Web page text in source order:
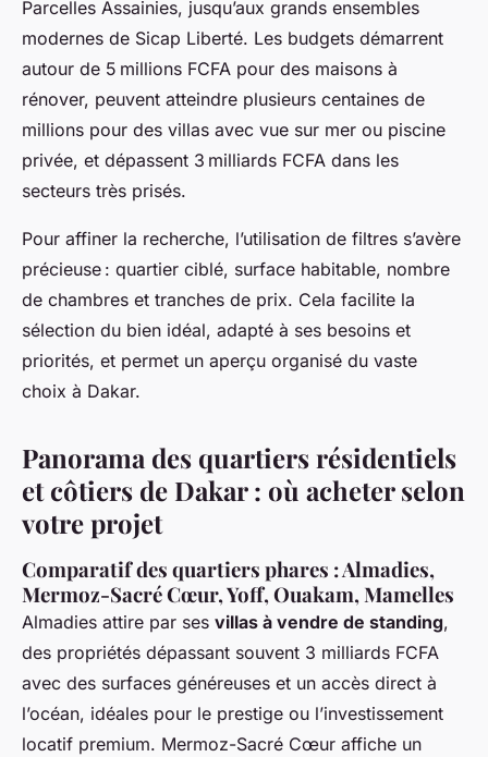
Parcelles Assainies, jusqu’aux grands ensembles
modernes de Sicap Liberté. Les budgets démarrent
autour de 5 millions FCFA pour des maisons à
rénover, peuvent atteindre plusieurs centaines de
millions pour des villas avec vue sur mer ou piscine
privée, et dépassent 3 milliards FCFA dans les
secteurs très prisés.
Pour affiner la recherche, l’utilisation de filtres s’avère
précieuse : quartier ciblé, surface habitable, nombre
de chambres et tranches de prix. Cela facilite la
sélection du bien idéal, adapté à ses besoins et
priorités, et permet un aperçu organisé du vaste
choix à Dakar.
Panorama des quartiers résidentiels
et côtiers de Dakar : où acheter selon
votre projet
Comparatif des quartiers phares : Almadies,
Mermoz-Sacré Cœur, Yoff, Ouakam, Mamelles
Almadies attire par ses villas à vendre de standing,
des propriétés dépassant souvent 3 milliards FCFA
avec des surfaces généreuses et un accès direct à
l’océan, idéales pour le prestige ou l’investissement
locatif premium. Mermoz-Sacré Cœur affiche un